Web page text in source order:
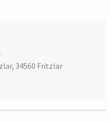
34560 Fritzlar